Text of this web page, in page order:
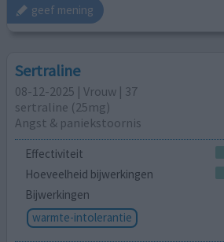
geef mening
Sertraline
08-12-2025 | Vrouw | 37
sertraline (25mg)
Angst & paniekstoornis
Effectiviteit
Hoeveelheid bijwerkingen
Bijwerkingen
warmte-intolerantie